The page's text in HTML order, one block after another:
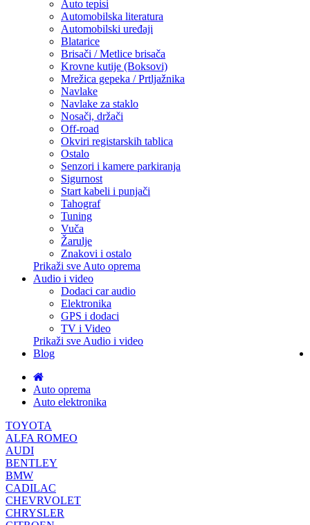
Auto tepisi
Automobilska literatura
Automobilski uređaji
Blatarice
Brisači / Metlice brisača
Krovne kutije (Boksovi)
Mrežica gepeka / Prtljažnika
Navlake
Navlake za staklo
Nosači, držači
Off-road
Okviri registarskih tablica
Ostalo
Senzori i kamere parkiranja
Sigurnost
Start kabeli i punjači
Tahograf
Tuning
Vuča
Žarulje
Znakovi i ostalo
Prikaži sve Auto oprema
Audio i video
Dodaci car audio
Elektronika
GPS i dodaci
TV i Video
Prikaži sve Audio i video
Blog
Auto oprema
Auto elektronika
TOYOTA
ALFA ROMEO
AUDI
BENTLEY
BMW
CADILAC
CHEVRVOLET
CHRYSLER